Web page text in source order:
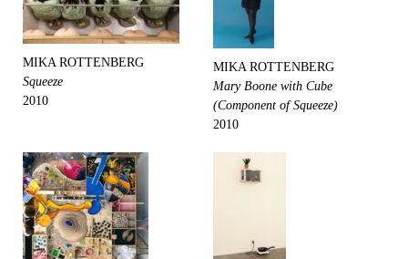
MIKA ROTTENBERG
Squeeze
2010
MIKA ROTTENBERG
Mary Boone with Cube
(Component of Squeeze)
2010